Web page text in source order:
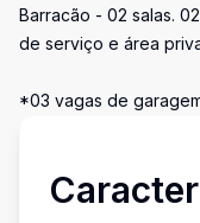
Barracão - 02 salas.
de serviço e área
*03 vagas de